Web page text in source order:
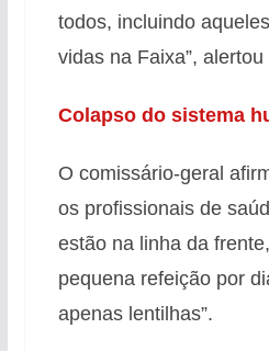
todos, incluindo
vidas na Faixa”,
Colapso do sistema
O comissário-geral
os profissionais de
estão na linha da
pequena refeição por
apenas lentilhas”.